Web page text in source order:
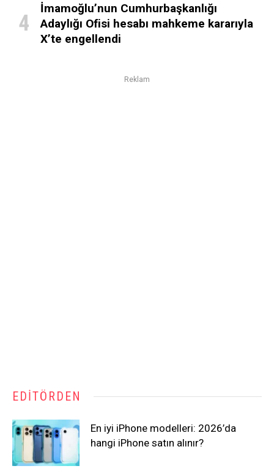
İmamoğlu’nun Cumhurbaşkanlığı
Adaylığı Ofisi hesabı mahkeme kararıyla
X’te engellendi
Reklam
EDITÖRDEN
En iyi iPhone modelleri: 2026’da
hangi iPhone satın alınır?